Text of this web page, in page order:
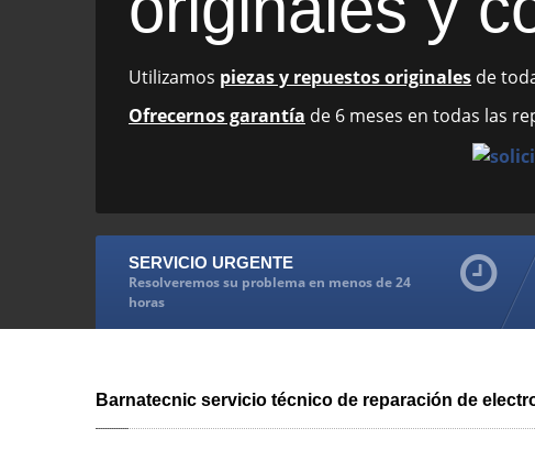
Utilizamos piezas y repuestos originales de
Ofrecernos garantía de 6 meses en todas las
SERVICIO URGENTE
Resolveremos su problema en menos de 24
horas
Barnatecnic servicio técnico de reparación de